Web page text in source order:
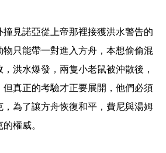
見諾亞從上帝那裡接獲洪水警告的
只能帶一對進入方舟，本想偷偷混
洪水爆發，兩隻小老鼠被沖散後，
真正的考驗才正要展開，他們必須
為了讓方舟恢復和平，費尼與湯姆
權威。